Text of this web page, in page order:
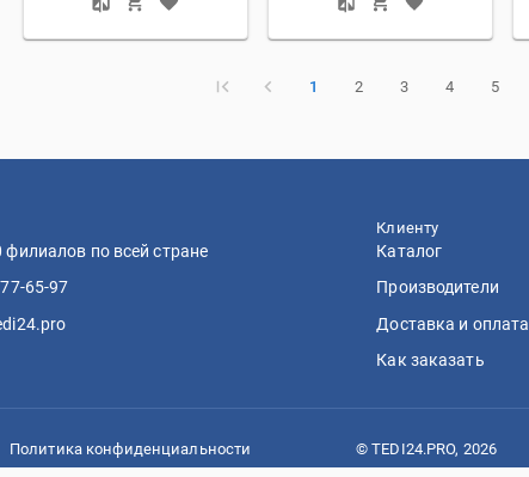
1 2 3 4 5
филиалов по всей стране
65-97
Клиенту
Каталог
Производители
Доставка и оплата
Как заказать
Политика конфиденциальности © TEDI24.PRO, 2026